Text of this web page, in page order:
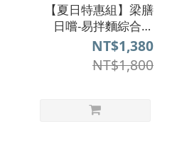
【夏日特惠組】梁膳
日嚐-易拌麵綜合組
(12盒24入)
NT$1,380
NT$1,800